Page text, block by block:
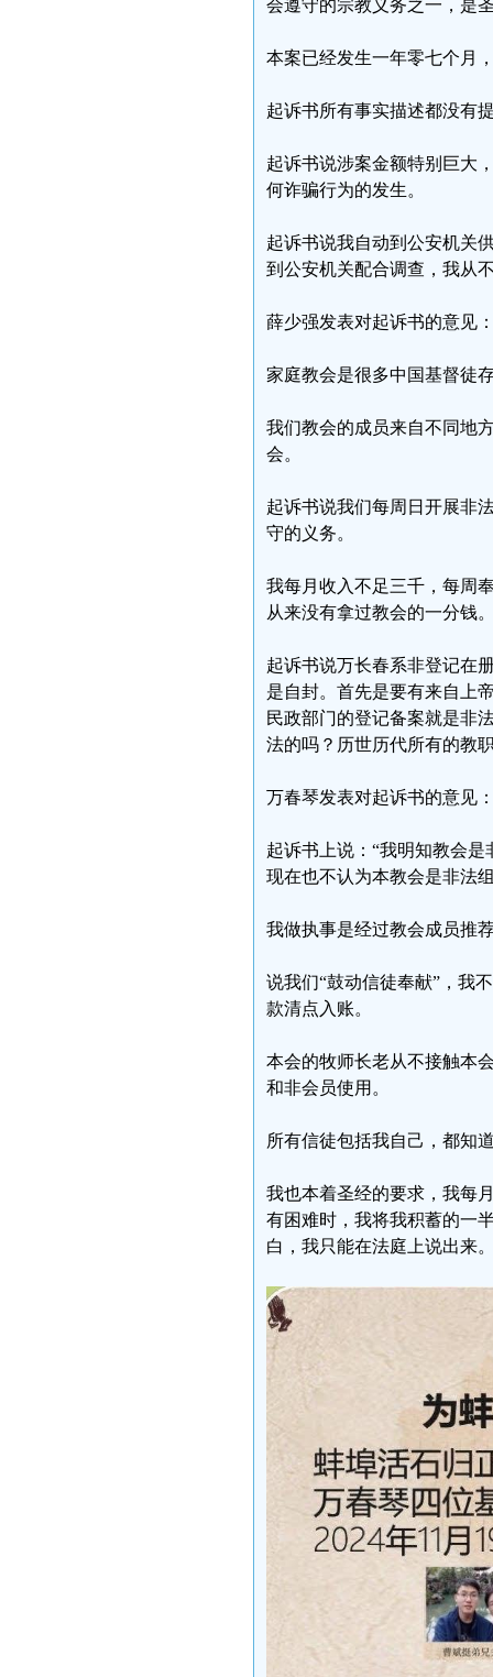
会遵守的宗教义务之一，是
本案已经发生一年零七个月
起诉书所有事实描述都没有
起诉书说涉案金额特别巨大
何诈骗行为的发生。
起诉书说我自动到公安机关
到公安机关配合调查，我从
薛少强发表对起诉书的意见
家庭教会是很多中国基督徒
我们教会的成员来自不同地
会。
起诉书说我们每周日开展非
守的义务。
我每月收入不足三千，每周
从来没有拿过教会的一分钱
起诉书说万长春系非登记在
是自封。首先是要有来自上
民政部门的登记备案就是非
法的吗？历世历代所有的教
万春琴发表对起诉书的意见
起诉书上说：“我明知教会
现在也不认为本教会是非法
我做执事是经过教会成员推
说我们“鼓动信徒奉献”，我
款清点入账。
本会的牧师长老从不接触本
和非会员使用。
所有信徒包括我自己，都知
我也本着圣经的要求，我每
有困难时，我将我积蓄的一
白，我只能在法庭上说出来